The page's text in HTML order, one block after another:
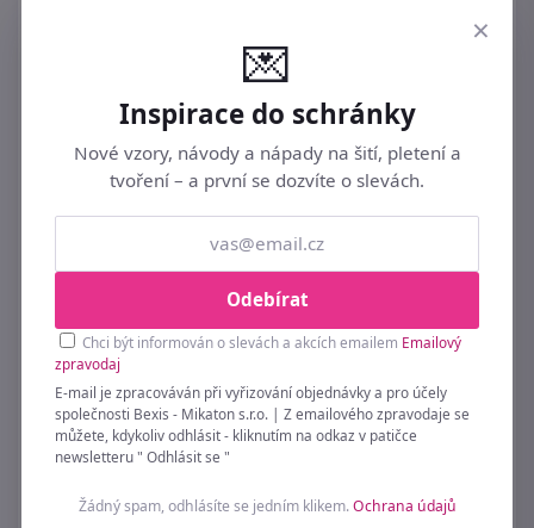
Celoroční SET Luxus plus přikrývka + polštář
140x200 + 70x90cm
Do 1–3 pracovních dnů
×
💌
Inspirace do schránky
Nové vzory, návody a nápady na šití, pletení a
tvoření – a první se dozvíte o slevách.
Odebírat
Chci být informován o slevách a akcích emailem Emailový
zpravodaj
E-mail je zpracováván při vyřizování objednávky a pro účely
společnosti Bexis - Mikaton s.r.o. | Z emailového zpravodaje se
můžete, kdykoliv odhlásit - kliknutím na odkaz v patičce
newsletteru " Odhlásit se "
Žádný spam, odhlásíte se jedním klikem.Ochrana údajů